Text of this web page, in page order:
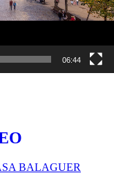
06:44
BALAGUER